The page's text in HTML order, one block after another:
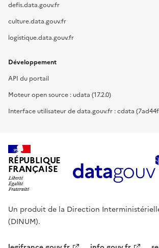
defis.data.gouv.fr
culture.data.gouv.fr
logistique.data.gouv.fr
Développement
API du portail
Moteur open source : udata (17.2.0)
Interface utilisateur de data.gouv.fr : cdata
RÉPUBLIQUE
FRANÇAISE
Un produit de la Direction
(DINUM).